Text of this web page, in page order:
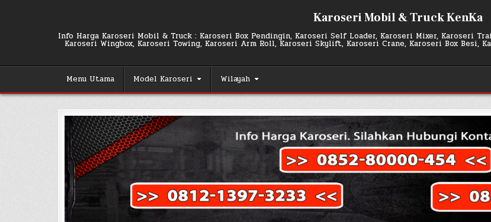
Karoseri Mobil & Truck KenKa
Info Harga Karoseri Mobil & Truck : Karoseri Box Pendingin, Karoseri Self Loader, Karoseri Mixer, Karoseri
Karoseri Wingbox, Karoseri Towing, Karoseri Arm Roll, Karoseri Skylift, Karoseri Crane, Karoseri Box Besi,
Menu Utama Model Karoseri Wilayah